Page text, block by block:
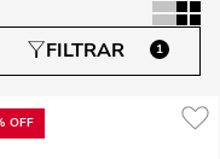
1
OFF